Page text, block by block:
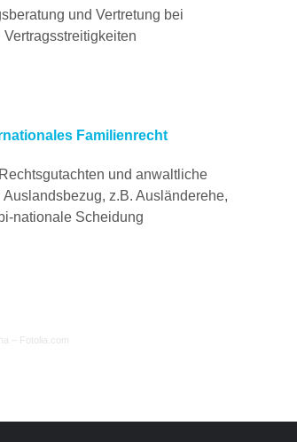
und Vertretung bei
Vertragsstreitigkeiten
Familienrecht
und anwaltliche
Auslandsbezug, z.B. Ausländerehe,
bi-nationale Scheidung
– Fotolia.com